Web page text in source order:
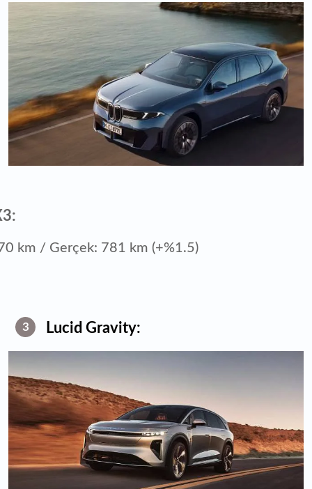
km / Gerçek: 781 km (+%1.5)
3 Lucid Gravity: